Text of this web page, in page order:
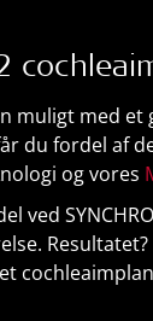
2
muligt med et
du fordel af
og vores
ved